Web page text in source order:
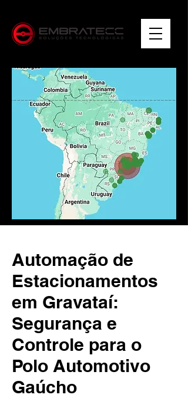
Automação de
Estacionamentos
em Gravataí:
Segurança e
Controle para o
Polo Automotivo
Gaúcho